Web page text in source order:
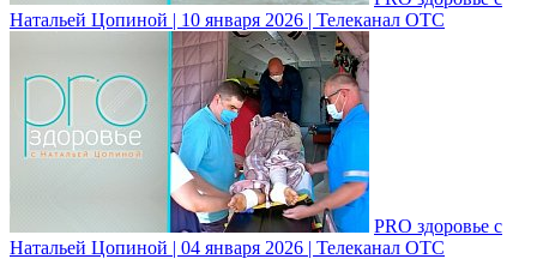
Натальей Цопиной | 10 января 2026 | Телеканал ОТС
PRO здоровье с
Натальей Цопиной | 04 января 2026 | Телеканал ОТС